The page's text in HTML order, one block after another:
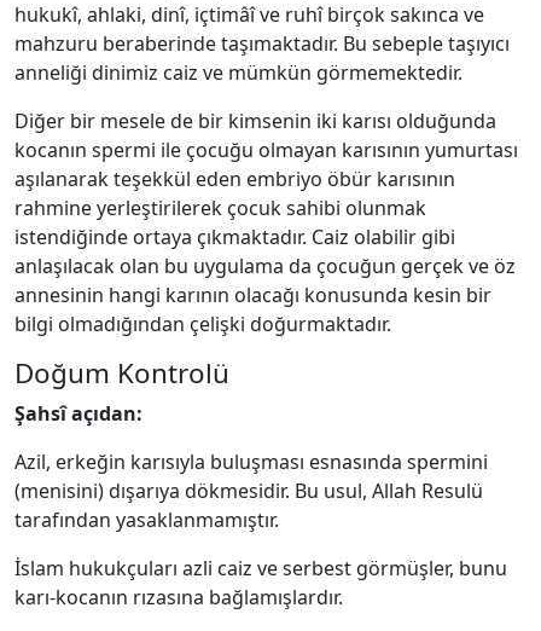
hukukî, ahlaki, dinî, içtimâî ve ruhî birçok sakınca ve
mahzuru beraberinde taşımaktadır. Bu sebeple taşıyıcı
anneliği dinimiz caiz ve mümkün görmemektedir.
Diğer bir mesele de bir kimsenin iki karısı olduğunda
kocanın spermi ile çocuğu olmayan karısının yumurtası
aşılanarak teşekkül eden embriyo öbür karısının
rahmine yerleştirilerek çocuk sahibi olunmak
istendiğinde ortaya çıkmaktadır. Caiz olabilir gibi
anlaşılacak olan bu uygulama da çocuğun gerçek ve öz
annesinin hangi karının olacağı konusunda kesin bir
bilgi olmadığından çelişki doğurmaktadır.
Doğum Kontrolü
Şahsî açıdan:
Azil, erkeğin karısıyla buluşması esnasında spermini
(menisini) dışarıya dökmesidir. Bu usul, Allah Resulü
tarafından yasaklanmamıştır.
İslam hukukçuları azli caiz ve serbest görmüşler, bunu
karı-kocanın rızasına bağlamışlardır.